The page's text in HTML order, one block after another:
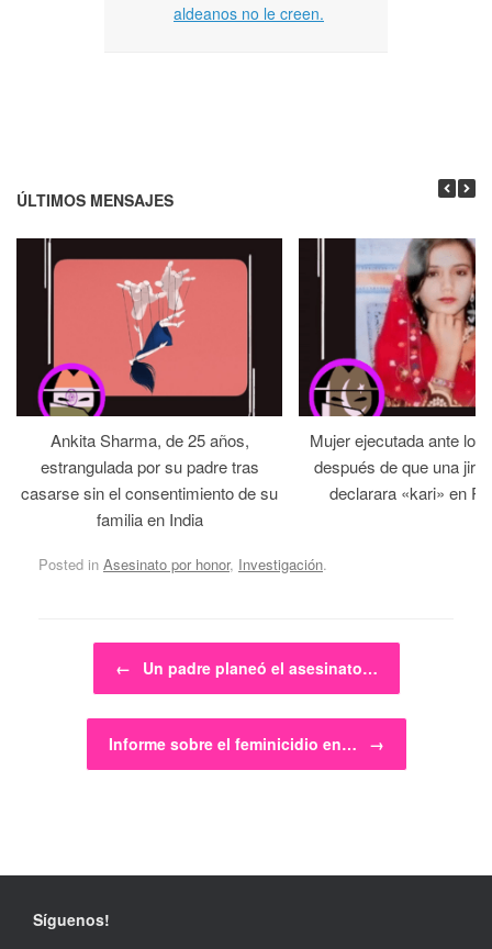
aldeanos no le creen.
ÚLTIMOS MENSAJES
Ankita Sharma, de 25 años,
estrangulada por su padre tras
casarse sin el consentimiento de su
familia en India
Mujer ejecutada ante los
después de que una
declarara «kari» en
Posted in Asesinato por honor, Investigación.
Post navigation
← Un padre planeó el asesinato…
Informe sobre el feminicidio en… →
Síguenos!